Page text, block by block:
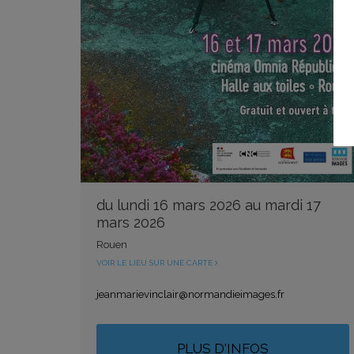
du lundi 16 mars 2026 au mardi 17
mars 2026
Rouen
VOIR LE LIEU SUR UNE CARTE
jeanmarievinclair@normandieimages.fr
PLUS D'INFOS